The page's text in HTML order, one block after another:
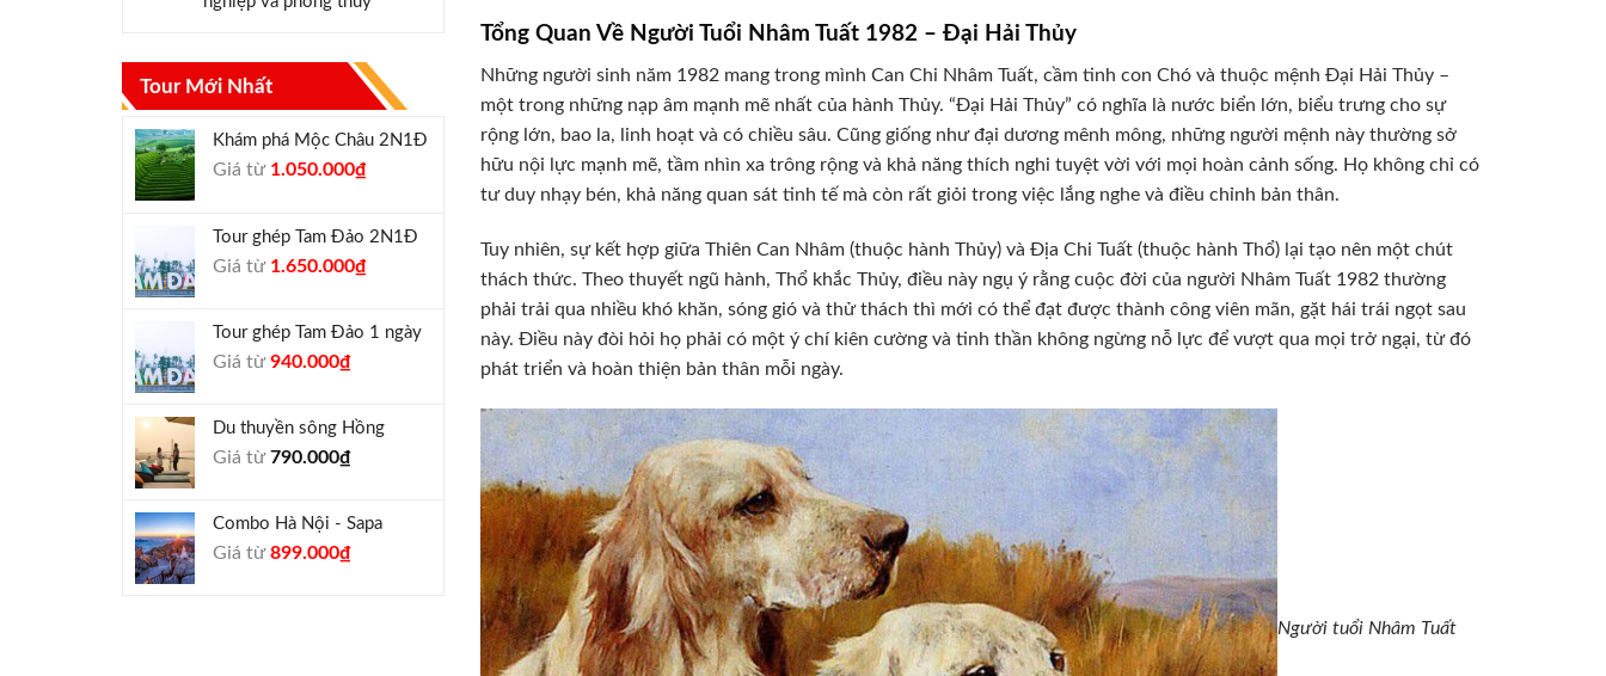
Tour Mới Nhất
Khám phá Mộc Châu 2N1Đ
Giá từ Giá
1.300.000₫.
1.050.000₫Giá
là:
Tour ghép Tam Đảo 2N1Đ
Giá từ Giá
1.800.000₫.
1.650.000₫Giá
là:
Tour ghép Tam Đảo 1 ngày
Giá từGiá
1.000.000₫.
940.000₫Giá
là:
Du thuyền sông Hồng
Giá từ790.000₫
Combo Hà Nội - Sapa
Giá từGiá
899.000₫Giá
Tổng Quan Về Người Tuổi Nhâm Tuất 1982 – Đại Hải Thủy
Những người sinh năm 1982 mang trong mình Can Chi Nhâm Tuất, cầm tinh con Chó và thuộc mệnh Đại Hải Thủy –
một trong những nạp âm mạnh mẽ nhất của hành Thủy. “Đại Hải Thủy” có nghĩa là nước biển lớn, biểu trưng cho sự
rộng lớn, bao la, linh hoạt và có chiều sâu. Cũng giống như đại dương mênh mông, những người mệnh này thường sở
hữu nội lực mạnh mẽ, tầm nhìn xa trông rộng và khả năng thích nghi tuyệt vời với mọi hoàn cảnh sống. Họ không chỉ có
tư duy nhạy bén, khả năng quan sát tinh tế mà còn rất giỏi trong việc lắng nghe và điều chỉnh bản thân.
Tuy nhiên, sự kết hợp giữa Thiên Can Nhâm (thuộc hành Thủy) và Địa Chi Tuất (thuộc hành Thổ) lại tạo nên một chút
thách thức. Theo thuyết ngũ hành, Thổ khắc Thủy, điều này ngụ ý rằng cuộc đời của người Nhâm Tuất 1982 thường
phải trải qua nhiều khó khăn, sóng gió và thử thách thì mới có thể đạt được thành công viên mãn, gặt hái trái ngọt sau
này. Điều này đòi hỏi họ phải có một ý chí kiên cường và tinh thần không ngừng nỗ lực để vượt qua mọi trở ngại, từ đó
phát triển và hoàn thiện bản thân mỗi ngày.
Người tuổi Nhâm Tuất